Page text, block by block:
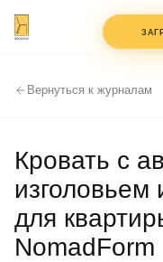
+7
Вернуться к журналам
Кровать с
изголовьем
для
NomadForm